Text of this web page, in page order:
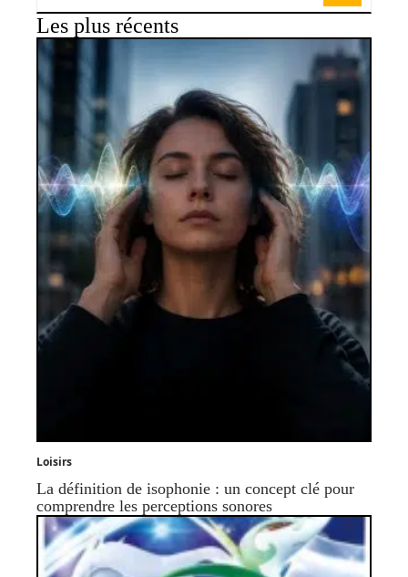
Les plus récents
Loisirs
La définition de isophonie : un concept clé pour
comprendre les perceptions sonores